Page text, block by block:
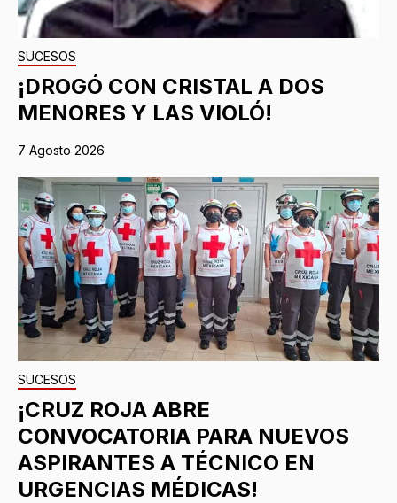
SUCESOS
¡DROGÓ CON CRISTAL A DOS
MENORES Y LAS VIOLÓ!
7 Agosto 2026
SUCESOS
¡CRUZ ROJA ABRE
CONVOCATORIA PARA NUEVOS
ASPIRANTES A TÉCNICO EN
URGENCIAS MÉDICAS!